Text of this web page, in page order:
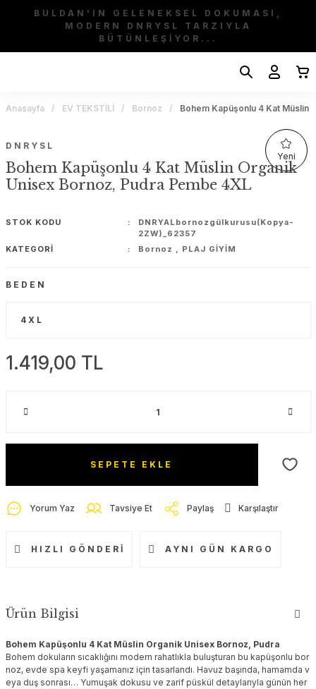
BULDAN'IN GELENEKSEL DOKUMASI,
MODERN DNRYSL TARZIYLA
BÜTÜNLEŞİYOR...
Anasayfa EV TEKSTİLİ Bornoz Bohem Kapüşonlu 4 Kat Müslin
Yeni
DNRYSL
Bohem Kapüşonlu 4 Kat Müslin Organik
Unisex Bornoz, Pudra Pembe 4XL
STOK KODU
DNRYALbornozgülkurusu(Kopya-
2ZW)_62357
KATEGORI
Bornoz , PLAJ GİYİM
BEDEN
1.419,00 TL
SEPETE EKLE
Yorum Yaz Tavsiye Et Paylaş Karşılaştır
HIZLI GÖNDERI AYNI GÜN KARGO
Ürün Bilgisi
Bohem Kapüşonlu 4 Kat Müslin Organik Unisex Bornoz, Pudra
Bohem dokuların sıcaklığını modern rahatlıkla buluşturan bu kapüşonlu bor
noz, evde spa keyfi yaşamanız için tasarlandı. Havuz başında, hamamda v
eya duş sonrası… Yumuşak dokusu ve zarif püskül detaylarıyla günün her